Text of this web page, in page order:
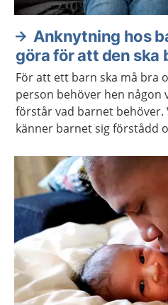
Anknytning hos
göra för att den ska
För att ett barn ska må bra
person behöver hen någon
förstår vad barnet behöver.
känner barnet sig förstådd